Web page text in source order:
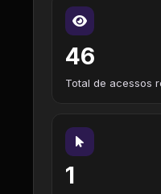
46
Total de acessos
1